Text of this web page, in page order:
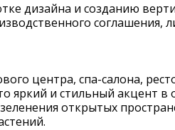
дизайна и созданию
соглашения,
центра, спа-салона,
яркий и стильный
открытых